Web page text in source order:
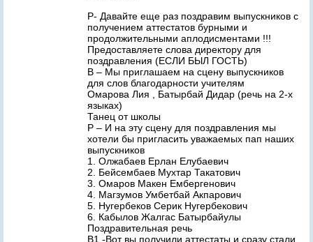
Р- Давайте еще раз поздравим выпускников с
получением аттестатов бурными и
продолжительными аплодисментами !!!
Предоставляете слова директору для
поздравления (ЕСЛИ БЫЛ ГОСТЬ)
В – Мы приглашаем на сцену выпускников
для слов благодарности учителям
Омарова Лия , Батырбай Дидар (речь на 2-х
языках)
Танец от школы
Р – И на эту сцену для поздравления мы
хотели бы пригласить уважаемых пап наших
выпускников
1. Олжабаев Ерлан Елубаевич
2. Бейсембаев Мухтар Такатович
3. Омаров Макен Ембергенович
4. Магзумов Умбетбай Акпарович
5. Нугербеков Серик Нугербекович
6. Кабылов Жалгас Батырбайулы
Поздравительная речь
В1 -Вот вы получили аттестаты и сразу стали